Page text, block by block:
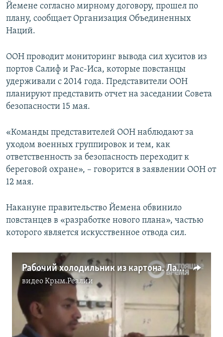
ТЕЛЕПРОЕКТ КРЫМ.РЕАЛИИ
СОВЕТЫ ПРАВОЗАЩИТНИКОВ
ПОБЕДИТЕЛЕЙ НЕ СУДЯТ?
КРЫМ.НЕПОКОРЕННЫЙ
ELIFBE
Українською
Qırımtatar
ПРИСОЕДИНЯЙТЕСЬ!
Йемене согласно мирному договору, прошел по
плану, сообщает Организация Объединенных
Наций.
ООН проводит мониторинг вывода сил хуситов из
портов Салиф и Рас-Иса, которые повстанцы
удерживали с 2014 года. Представители ООН
планируют представить отчет на заседании Совета
безопасности 15 мая.
«Команды представителей ООН наблюдают за
уходом военных группировок и тем, как
ответственность за безопасность переходит к
береговой охране», – говорится в заявлении ООН от
12 мая.
Накануне правительство Йемена обвинило
повстанцев в «разработке нового плана», частью
которого является искусственное отвода сил.
Рабочий холодильник из картона. Лайфхак от йеменского школьника (видео)
видеоКрым.Реалии